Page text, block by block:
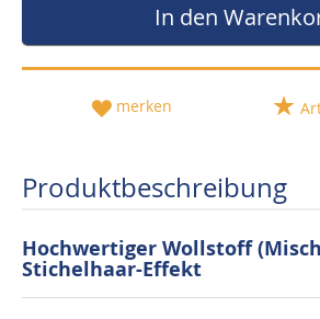
In den
merken
Produktbeschreibung
Hochwertiger Wollstoff
Stichelhaar-Effekt